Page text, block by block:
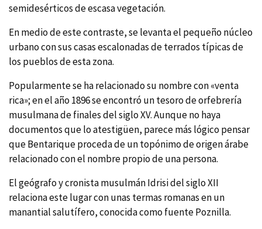
semidesérticos de escasa vegetación.
En medio de este contraste, se levanta el pequeño núcleo
urbano con sus casas escalonadas de terrados tí­picas de
los pueblos de esta zona.
Popularmente se ha relacionado su nombre con «venta
rica»; en el año 1896 se encontró un tesoro de orfebrerí­a
musulmana de finales del siglo XV. Aunque no haya
documentos que lo atestigüen, parece más lógico pensar
que Bentarique proceda de un topónimo de origen árabe
relacionado con el nombre propio de una persona.
El geógrafo y cronista musulmán Idrisi del siglo XII
relaciona este lugar con unas termas romanas en un
manantial salutífero, conocida como fuente Poznilla.